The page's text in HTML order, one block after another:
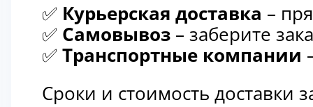
✅ Курьерская доставка –
✅ Самовывоз – заберите
✅ Транспортные компании
Сроки и стоимость доставки